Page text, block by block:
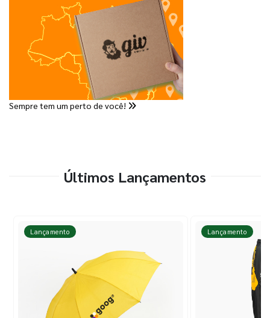
Sempre tem um perto de você!
Últimos Lançamentos
Lançamento Lançamento